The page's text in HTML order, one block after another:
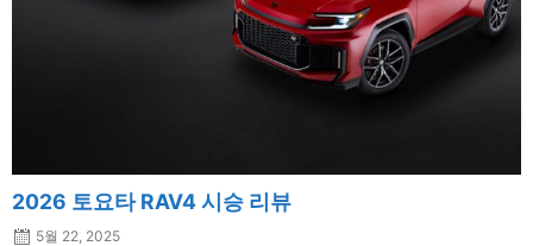
2026 토요타 RAV4 시승 리뷰
5월 22, 2025